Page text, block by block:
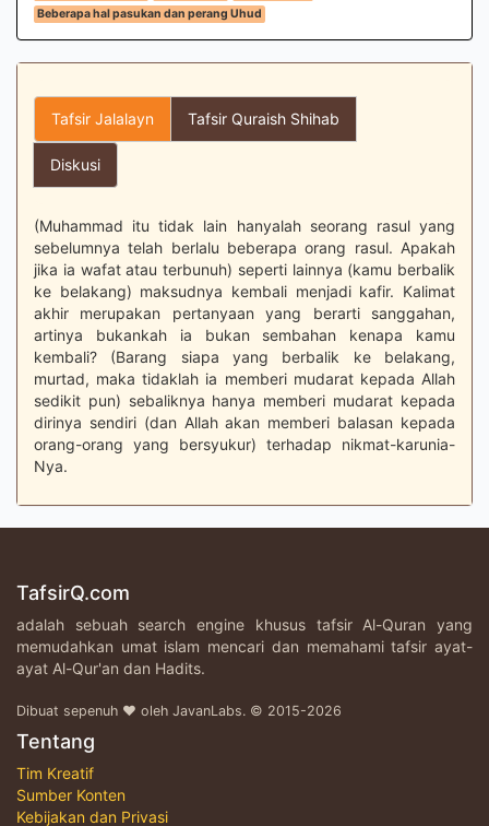
Beberapa hal pasukan dan perang Uhud
Tafsir Jalalayn Tafsir Quraish Shihab
Diskusi
(Muhammad itu tidak lain hanyalah seorang rasul yang
sebelumnya telah berlalu beberapa orang rasul. Apakah
jika ia wafat atau terbunuh) seperti lainnya (kamu berbalik
ke belakang) maksudnya kembali menjadi kafir. Kalimat
akhir merupakan pertanyaan yang berarti sanggahan,
artinya bukankah ia bukan sembahan kenapa kamu
kembali? (Barang siapa yang berbalik ke belakang,
murtad, maka tidaklah ia memberi mudarat kepada Allah
sedikit pun) sebaliknya hanya memberi mudarat kepada
dirinya sendiri (dan Allah akan memberi balasan kepada
orang-orang yang bersyukur) terhadap nikmat-karunia-
Nya.
TafsirQ.com
adalah sebuah search engine khusus tafsir Al-Quran yang
memudahkan umat islam mencari dan memahami tafsir ayat-
ayat Al-Qur'an dan Hadits.
Dibuat sepenuh ♥ oleh JavanLabs. © 2015-2026
Tentang
Tim Kreatif
Sumber Konten
Kebijakan dan Privasi